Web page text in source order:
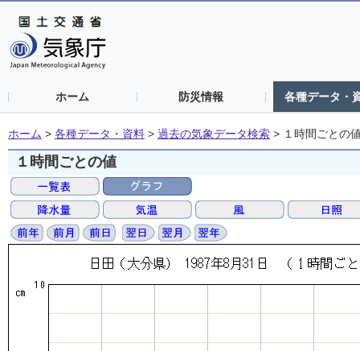
ホーム 防災情報 各種データ・
ホーム > 各種データ・資料 > 過去の気象データ検索 > １時間ごとの
１時間ごとの値